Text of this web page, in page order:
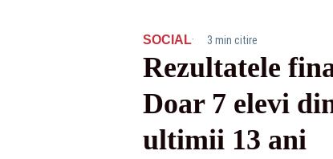
SOCIAL· 3 min citire
Rezultatele
Doar 7 elevi
ultimii 13 ani